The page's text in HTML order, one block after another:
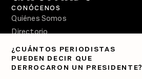
¿CUÁNTOS PERIODISTAS
PUEDEN DECIR QUE
DERROCARON UN PRESIDENTE?
CONÓCENOS
Quiénes Somos
Directorio
PÓDCASTS
Semanario Gatopardo